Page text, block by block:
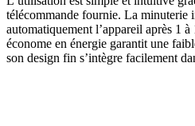
télécommande fournie. La minuterie
automatiquement l’appareil après 1
économe en énergie garantit une
son design fin s’intègre facilement